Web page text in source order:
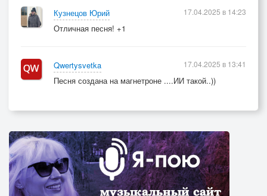
Кузнецов Юрий
Отличная песня! +1
17.04.2025 в 14:23
Qwertysvetka
Песня создана на магнетроне ....ИИ такой..))
17.04.2025 в 13:41